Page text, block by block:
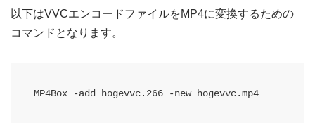
以下はVVCエンコードファイルをMP4に変換するための
コマンドとなります。
MP4Box -add hogevvc.266 -new hogevvc.mp4